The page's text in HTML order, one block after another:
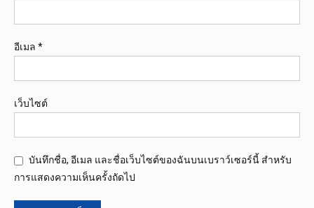
อีเมล *
เว็บไซต์
บันทึกชื่อ, อีเมล และชื่อเว็บไซต์ของฉันบนเบราว์เซอร์นี้ สำหรับ
การแสดงความเห็นครั้งถัดไป